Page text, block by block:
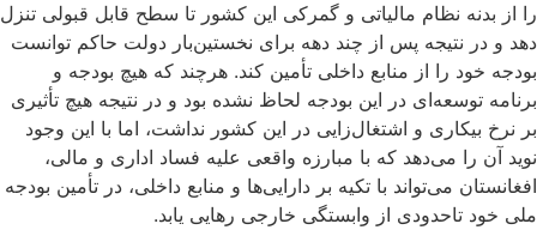
را از بدنه نظام مالیاتی و گمرکی این کشور تا سطح قابل قبولی تنزل
دهد و در نتیجه پس از چند دهه برای نخستین‌بار دولت حاکم توانست
بودجه خود را از منابع داخلی تأمین کند. هرچند که هیچ بودجه و
برنامه توسعه‌ای در این بودجه لحاظ نشده بود و در نتیجه هیچ تأثیری
بر نرخ بیکاری و اشتغال‌زایی در این کشور نداشت، اما با این وجود
نوید آن را می‌دهد که با مبارزه واقعی علیه فساد اداری و مالی،
افغانستان می‌تواند با تکیه بر دارایی‌ها و منابع داخلی، در تأمین بودجه
ملی خود تاحدودی از وابستگی خارجی رهایی یابد.